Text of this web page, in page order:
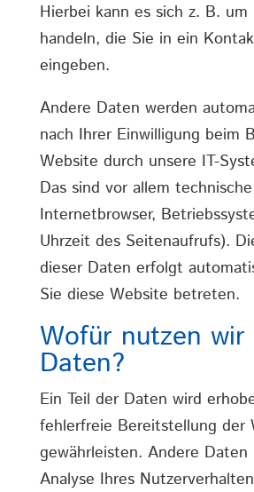
Hierbei kann es sich z. B. um
handeln, die Sie in ein
eingeben.
Andere Daten werden
nach Ihrer Einwilligung beim
Website durch unsere IT-
Das sind vor allem
Internetbrowser,
Uhrzeit des Seitenaufrufs).
dieser Daten erfolgt
Sie diese Website betreten.
Wofür nutzen wir
Daten?
Ein Teil der Daten wird
fehlerfreie Bereitstellung der
gewährleisten. Andere Daten
Analyse Ihres